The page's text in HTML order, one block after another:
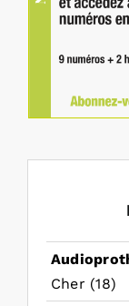
Cher (18)